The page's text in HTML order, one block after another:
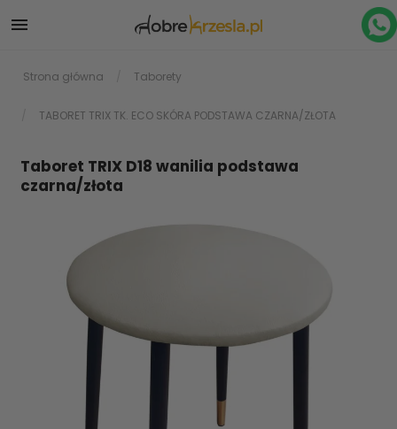

Strona główna Taborety
TABORET TRIX TK. ECO SKÓRA PODSTAWA CZARNA/ZŁOTA
Taboret TRIX D18 wanilia podstawa
czarna/złota